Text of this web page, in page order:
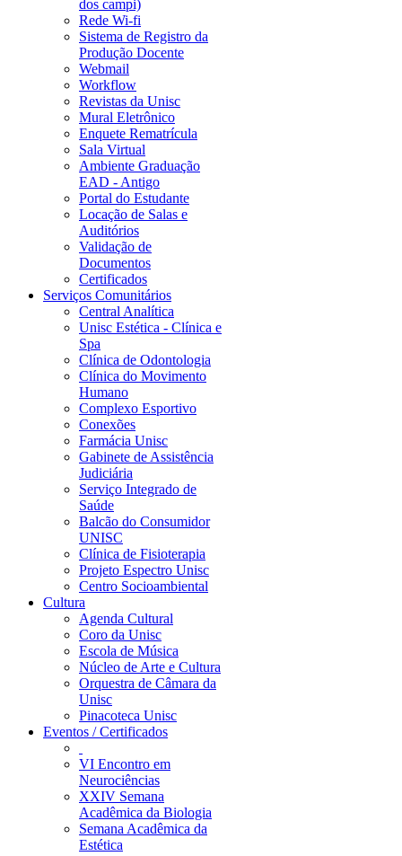
dos campi)
Rede Wi-fi
Sistema de Registro da
Produção Docente
Webmail
Workflow
Revistas da Unisc
Mural Eletrônico
Enquete Rematrícula
Sala Virtual
Ambiente Graduação
EAD - Antigo
Portal do Estudante
Locação de Salas e
Auditórios
Validação de
Documentos
Certificados
Serviços Comunitários
Central Analítica
Unisc Estética - Clínica e
Spa
Clínica de Odontologia
Clínica do Movimento
Humano
Complexo Esportivo
Conexões
Farmácia Unisc
Gabinete de Assistência
Judiciária
Serviço Integrado de
Saúde
Balcão do Consumidor
UNISC
Clínica de Fisioterapia
Projeto Espectro Unisc
Centro Socioambiental
Cultura
Agenda Cultural
Coro da Unisc
Escola de Música
Núcleo de Arte e Cultura
Orquestra de Câmara da
Unisc
Pinacoteca Unisc
Eventos / Certificados
VI Encontro em
Neurociências
XXIV Semana
Acadêmica da Biologia
Semana Acadêmica da
Estética